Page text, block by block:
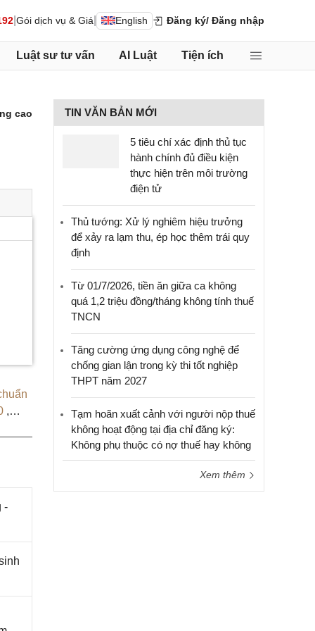
Gói dịch vụ & Giá English Đăng ký/ Đăng nhập
Luật sư tư vấn AI Luật Tiện ích
cao
,
-
TIN VĂN BẢN MỚI
5 tiêu chí xác định thủ tục
hành chính đủ điều kiện
thực hiện trên môi trường
điện tử
Thủ tướng: Xử lý nghiêm hiệu trưởng
để xảy ra lạm thu, ép học thêm trái quy
định
Từ 01/7/2026, tiền ăn giữa ca không
quá 1,2 triệu đồng/tháng không tính thuế
TNCN
Tăng cường ứng dụng công nghệ để
chống gian lận trong kỳ thi tốt nghiệp
THPT năm 2027
Tạm hoãn xuất cảnh với người nộp thuế
không hoạt động tại địa chỉ đăng ký:
Không phụ thuộc có nợ thuế hay không
Xem thêm